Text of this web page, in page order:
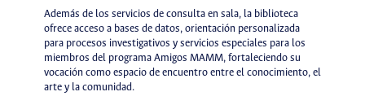
Además de los servicios de consulta en sala, la biblioteca
ofrece acceso a bases de datos, orientación personalizada
para procesos investigativos y servicios especiales para los
miembros del programa Amigos MAMM, fortaleciendo su
vocación como espacio de encuentro entre el conocimiento, el
arte y la comunidad.